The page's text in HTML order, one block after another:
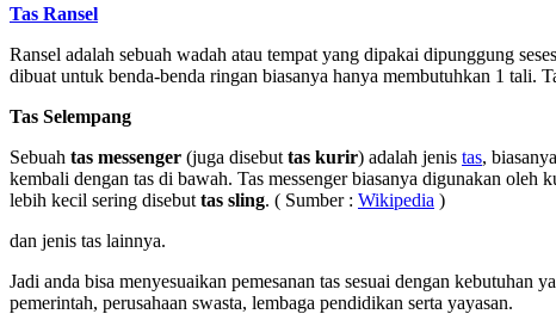
Tas Ransel
Ransel adalah sebuah wadah atau tempat yang dipakai dipunggung
dibuat untuk benda-benda ringan biasanya hanya membutuhkan 1 tali.
Tas Selempang
Sebuah tas messenger (juga disebut tas kurir) adalah jenis tas,
kembali dengan tas di bawah. Tas messenger biasanya digunakan oleh
lebih kecil sering disebut tas sling. ( Sumber : Wikipedia )
dan jenis tas lainnya.
Jadi anda bisa menyesuaikan pemesanan tas sesuai dengan
pemerintah, perusahaan swasta, lembaga pendidikan serta yayasan.